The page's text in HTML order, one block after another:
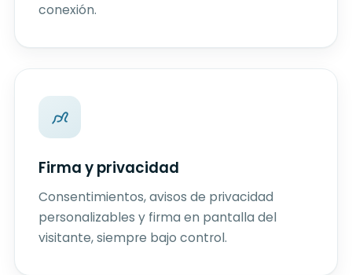
conexión.
Firma y privacidad
Consentimientos, avisos de privacidad
personalizables y firma en pantalla del
visitante, siempre bajo control.